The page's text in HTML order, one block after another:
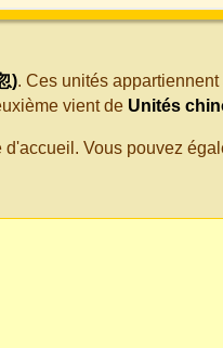
). Ces unités appartiennent
vient de Unités
Vous pouvez